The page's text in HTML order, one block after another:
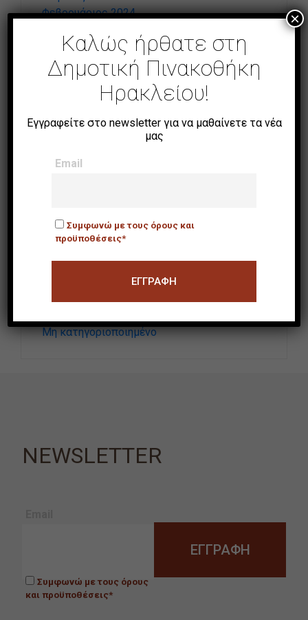
Φεβρουάριος 2024
Δεκέμβριος 2023
Οκτώβριος 2023
Σεπτέμβριος 2023
Ιούλιος 2023
Μάιος 2023
Μάρτιος 2023
Οκτώβριος 2022
Ιούνιος 2022
Categories
Μη κατηγοριοποιημένο
NEWSLETTER
Συμφωνώ με τους όρους
και προϋποθέσεις*
Καλώς ήρθατε στη
Δημοτική Πινακοθήκη
Ηρακλείου!
Εγγραφείτε στο newsletter για να μαθαίνετε τα νέα
μας
Email
Συμφωνώ με τους όρους και
προϋποθέσεις*
×